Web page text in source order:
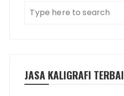
JASA KALIGRAFI